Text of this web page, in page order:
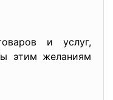
и услуг,
этим желаниям